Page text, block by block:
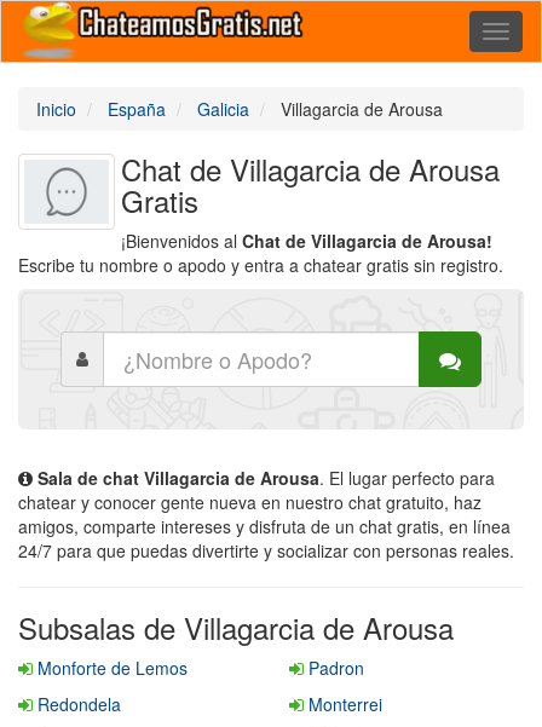
Inicio España Galicia Villagarcia de Arousa
Chat de Villagarcia de Arousa
Gratis
¡Bienvenidos al Chat de Villagarcia de Arousa!
Escribe tu nombre o apodo y entra a chatear gratis sin registro.
Sala de chat Villagarcia de Arousa. El lugar perfecto para
chatear y conocer gente nueva en nuestro chat gratuito, haz
amigos, comparte intereses y disfruta de un chat gratis, en línea
24/7 para que puedas divertirte y socializar con personas reales.
Subsalas de Villagarcia de Arousa
Monforte de Lemos
Padron
Redondela
Monterrei